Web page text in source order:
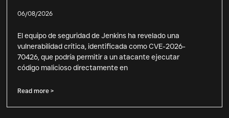
06/08/2026
El equipo de seguridad de Jenkins ha revelado una
vulnerabilidad crítica, identificada como CVE-2026-
70426, que podría permitir a un atacante ejecutar
código malicioso directamente en
Read more >